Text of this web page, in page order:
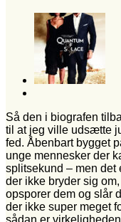
Så den i biografen
til at jeg ville udsætte
fed. Åbenbart bygget
unge mennesker der
splitsekund – men det
der ikke bryder sig
opsporer dem og slår
der ikke super meget
sådan er